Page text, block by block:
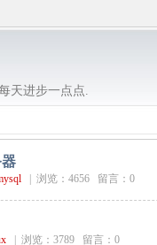
天进步一点点.
浏览：4656 留言：0
浏览：3789 留言：0